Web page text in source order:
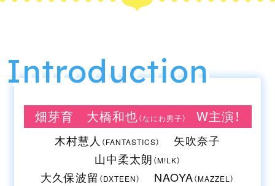
2025/10/15 WED
2025/10/8WED
第5話の予告を公開しました。
Introduction
畑芽育 大橋和也（なにわ男子） W主演！
木村慧人 （FANTASTICS）
矢吹奈子
山中柔太朗 （M!LK）
大久保波留 （DXTEEN） NAOYA（MAZZEL）